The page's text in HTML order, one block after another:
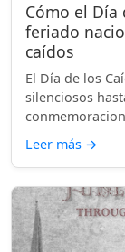
Cómo el Día
feriado
caídos
El Día de los
silenciosos
Leer más →